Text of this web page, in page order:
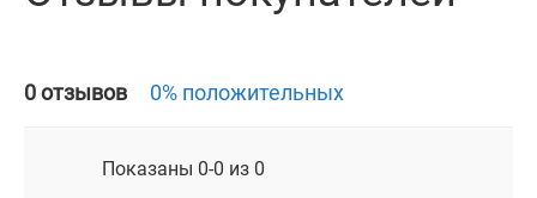
0 отзывов 0% положительных
Показаны 0-0 из 0